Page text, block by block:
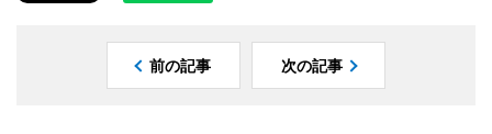
前の記事 次の記事